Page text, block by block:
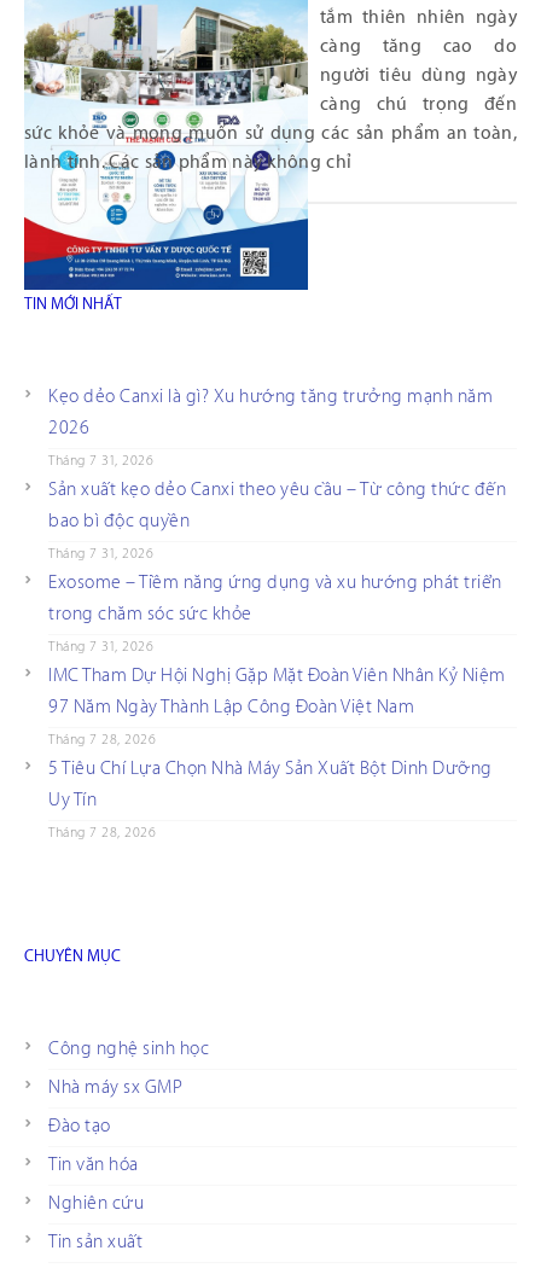
tắm thiên nhiên ngày
càng tăng cao do
người tiêu dùng ngày
càng chú trọng đến
sức khỏe và mong muốn sử dụng các sản phẩm an toàn,
lành tính. Các sản phẩm này không chỉ
TIN MỚI NHẤT
Kẹo dẻo Canxi là gì? Xu hướng tăng trưởng mạnh năm
2026
Tháng 7 31, 2026
Sản xuất kẹo dẻo Canxi theo yêu cầu – Từ công thức đến
bao bì độc quyền
Tháng 7 31, 2026
Exosome – Tiềm năng ứng dụng và xu hướng phát triển
trong chăm sóc sức khỏe
Tháng 7 31, 2026
IMC Tham Dự Hội Nghị Gặp Mặt Đoàn Viên Nhân Kỷ Niệm
97 Năm Ngày Thành Lập Công Đoàn Việt Nam
Tháng 7 28, 2026
5 Tiêu Chí Lựa Chọn Nhà Máy Sản Xuất Bột Dinh Dưỡng
Uy Tín
Tháng 7 28, 2026
CHUYÊN MỤC
Công nghệ sinh học
Nhà máy sx GMP
Đào tạo
Tin văn hóa
Nghiên cứu
Tin sản xuất